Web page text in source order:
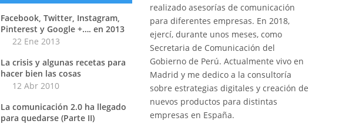
Facebook, Twitter, Instagram,
Pinterest y Google +…. en 2013
22 Ene 2013
La crisis y algunas recetas para
hacer bien las cosas
12 Abr 2010
La comunicación 2.0 ha llegado
para quedarse (Parte II)
realizado asesorías de comunicación
para diferentes empresas. En 2018,
ejercí, durante unos meses, como
Secretaria de Comunicación del
Gobierno de Perú. Actualmente vivo en
Madrid y me dedico a la consultoría
sobre estrategias digitales y creación de
nuevos productos para distintas
empresas en España.